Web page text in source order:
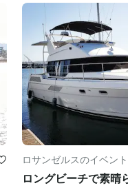
ロサンゼルスのイベント